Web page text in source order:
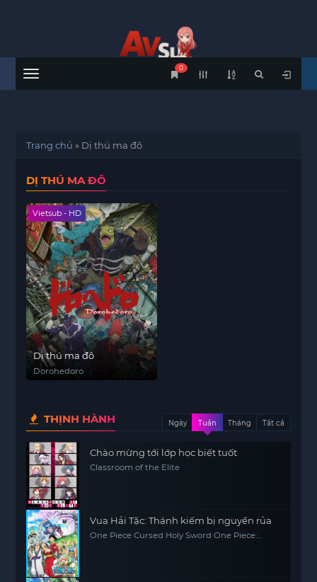
Menu
0
Trang chủ » Dị thú ma đô
DỊ THÚ MA ĐÔ
Vietsub - HD
Dị thú ma đô
Dorohedoro
THỊNH HÀNH Ngày Tuần Tháng Tất cả
Chào mừng tới lớp học biết tuốt
Classroom of the Elite
Vua Hải Tặc: Thánh kiếm bị nguyền rủa
One Piece Cursed Holy Sword One Piece: